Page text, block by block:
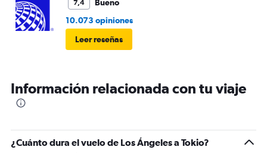
7,4
Bueno
10.073 opiniones
Leer reseñas
Información relacionada con tu viaje
¿Cuánto dura el vuelo de Los Ángeles a Tokio?